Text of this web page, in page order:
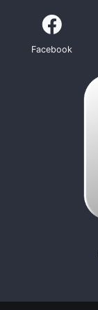
Facebook